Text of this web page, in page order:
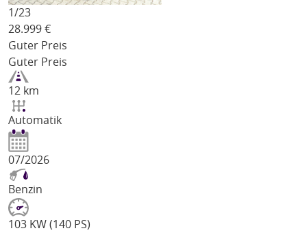
1/23
28.999 €
Guter Preis
Guter Preis
12 km
Automatik
07/2026
Benzin
103 KW (140 PS)